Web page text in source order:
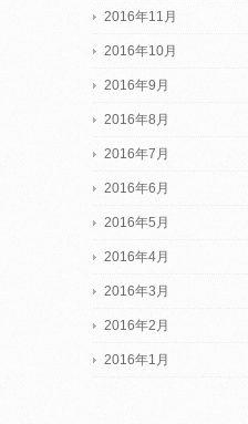
2016年11月
2016年10月
2016年9月
2016年8月
2016年7月
2016年6月
2016年5月
2016年4月
2016年3月
2016年2月
2016年1月